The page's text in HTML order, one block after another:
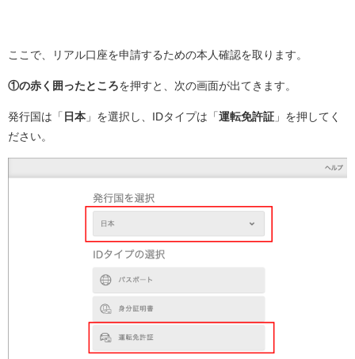
ここで、リアル口座を申請するための本人確認を取ります。
①の赤く囲ったところを押すと、次の画面が出てきます。
発行国は「 日本 」を選択し、IDタイプは「運転免許証 」を押してく
ださい。